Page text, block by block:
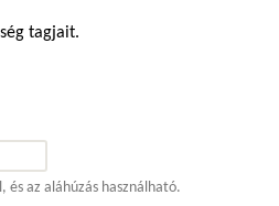
tagjait.
és az aláhúzás használható.